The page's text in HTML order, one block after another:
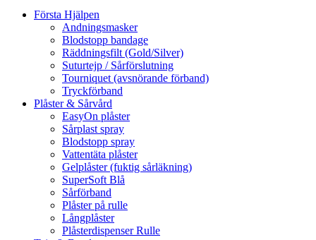
Första Hjälpen
Andningsmasker
Blodstopp bandage
Räddningsfilt (Gold/Silver)
Suturtejp / Sårförslutning
Tourniquet (avsnörande förband)
Tryckförband
Plåster & Sårvård
EasyOn plåster
Sårplast spray
Blodstopp spray
Vattentäta plåster
Gelplåster (fuktig sårläkning)
SuperSoft Blå
Sårförband
Plåster på rulle
Långplåster
Plåsterdispenser Rulle